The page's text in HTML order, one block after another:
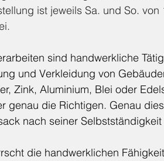
ist jeweils Sa. und So.
sind handwerkliche
und Verkleidung von
Zink, Aluminium, Blei oder
genau die Richtigen. Genau
nach seiner
die handwerklichen